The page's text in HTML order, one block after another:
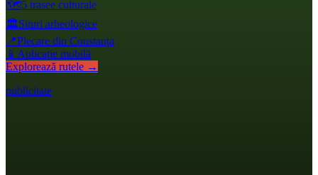
🗺️5 trasee culturale
🏛️Situri arheologice
📍Plecare din Constanța
📱 Aplicație mobilă
Explorează rutele →
publicitate